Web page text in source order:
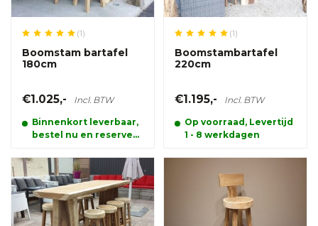
(1)
Boomstam bartafel
180cm
€1.025,- Incl. BTW
Binnenkort leverbaar,
bestel nu en reserveer
(1)
Boomstambartafel
220cm
€1.195,- Incl. BTW
Op voorraad, Levertijd
1 - 8 werkdagen